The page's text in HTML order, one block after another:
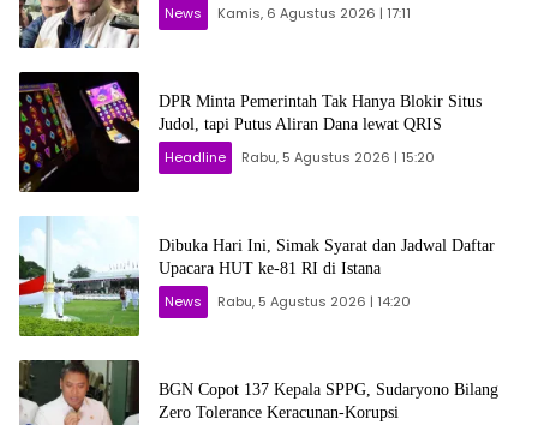
News Kamis, 6 Agustus 2026 | 17:11
DPR Minta Pemerintah Tak Hanya Blokir Situs
Judol, tapi Putus Aliran Dana lewat QRIS
Headline Rabu, 5 Agustus 2026 | 15:20
Dibuka Hari Ini, Simak Syarat dan Jadwal Daftar
Upacara HUT ke-81 RI di Istana
News Rabu, 5 Agustus 2026 | 14:20
BGN Copot 137 Kepala SPPG, Sudaryono Bilang
Zero Tolerance Keracunan-Korupsi